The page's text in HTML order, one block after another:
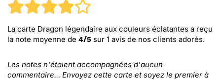
La carte Dragon légendaire aux couleurs éclatantes a reçu
la note moyenne de 4/5 sur 1 avis de nos clients adorés.
Les notes n'étaient accompagnées d'aucun
commentaire... Envoyez cette carte et soyez le premier à